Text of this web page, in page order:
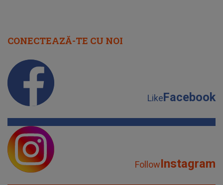
CONECTEAZĂ-TE CU NOI
LikeFacebook
FollowInstagram